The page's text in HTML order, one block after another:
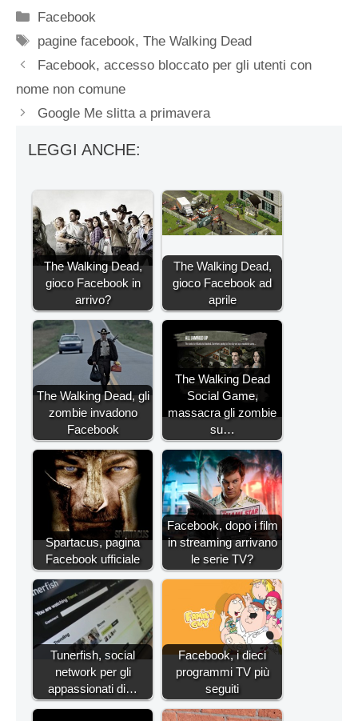
Categorie
Facebook
Tag
pagine facebook,The Walking Dead
Facebook, accesso bloccato per gli utenti con
nome non comune
Google Me slitta a primavera
LEGGI ANCHE:
The Walking Dead,
gioco Facebook in
arrivo?
The Walking Dead,
gioco Facebook ad
aprile
The Walking Dead, gli
zombie invadono
Facebook
The Walking Dead
Social Game,
massacra gli zombie
su…
Spartacus, pagina
Facebook ufficiale
Facebook, dopo i film
in streaming arrivano
le serie TV?
Tunerfish, social
network per gli
appassionati di…
Facebook, i dieci
programmi TV più
seguiti